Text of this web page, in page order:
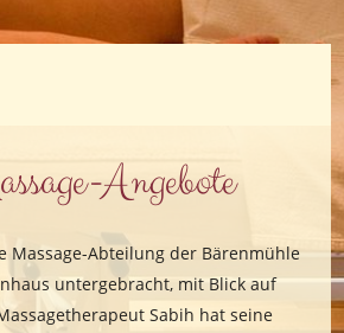
Angebote
Massage-Abteilung der Bärenmühle
untergebracht, mit Blick auf
Sabih hat seine